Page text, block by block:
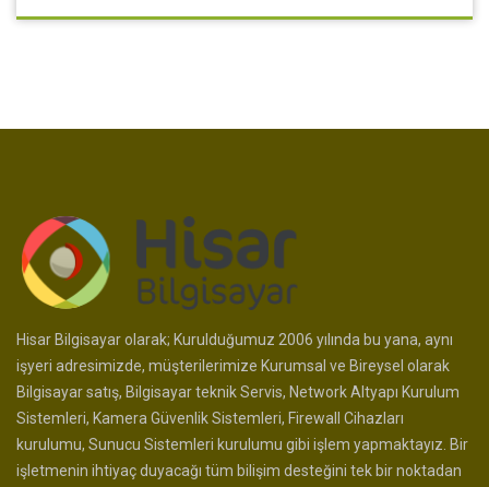
Hisar Bilgisayar olarak; Kurulduğumuz 2006 yılında bu yana, aynı
işyeri adresimizde, müşterilerimize Kurumsal ve Bireysel olarak
Bilgisayar satış, Bilgisayar teknik Servis, Network Altyapı Kurulum
Sistemleri, Kamera Güvenlik Sistemleri, Firewall Cihazları
kurulumu, Sunucu Sistemleri kurulumu gibi işlem yapmaktayız. Bir
işletmenin ihtiyaç duyacağı tüm bilişim desteğini tek bir noktadan